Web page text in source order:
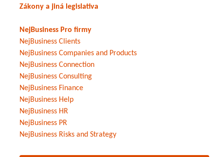
Zákony a jiná legislativa
NejBusiness Pro firmy
NejBusiness Clients
NejBusiness Companies and Products
NejBusiness Connection
NejBusiness Consulting
NejBusiness Finance
NejBusiness Help
NejBusiness HR
NejBusiness PR
NejBusiness Risks and Strategy